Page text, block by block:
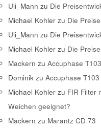
Uli_Mann zu Die
Michael Kohler zu Die
Uli_Mann zu Die
Michael Kohler zu Die
Mackern zu Accuphase T103
Dominik zu Accuphase T103
Michael Kohler zu FIR Filter
Weichen geeignet?
Mackern zu Marantz CD 73